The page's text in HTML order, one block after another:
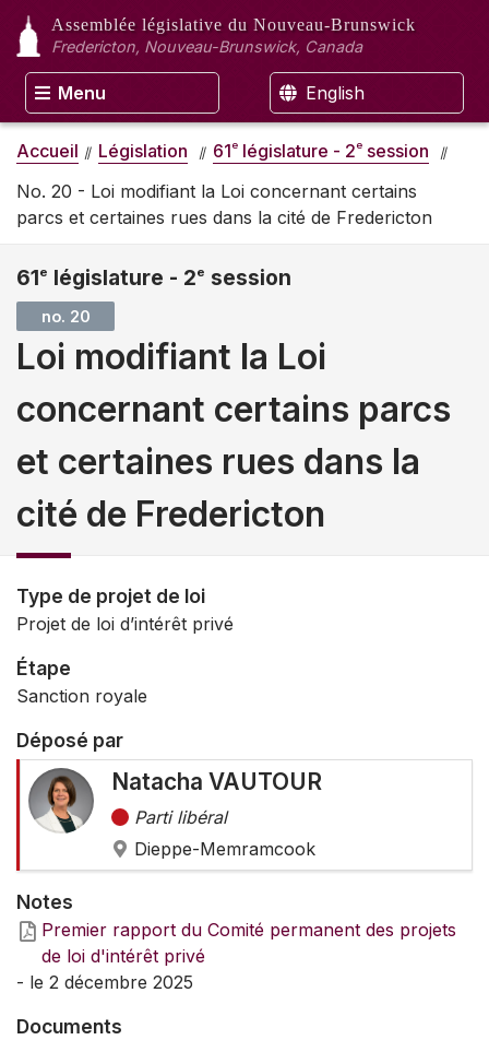
Assemblée législative du Nouveau-Brunswick
Fredericton, Nouveau-Brunswick, Canada
Menu English
Accueil Législation 61e législature - 2e session
No. 20 - Loi modifiant la Loi concernant certains
parcs et certaines rues dans la cité de Fredericton
61e législature - 2e session
no. 20
Loi modifiant la Loi
concernant certains parcs
et certaines rues dans la
cité de Fredericton
Type de projet de loi
Projet de loi d’intérêt privé
Étape
Sanction royale
Déposé par
Natacha VAUTOUR
Parti libéral
Dieppe-Memramcook
Notes
Premier rapport du Comité permanent des projets
de loi d'intérêt privé
- le 2 décembre 2025
Documents